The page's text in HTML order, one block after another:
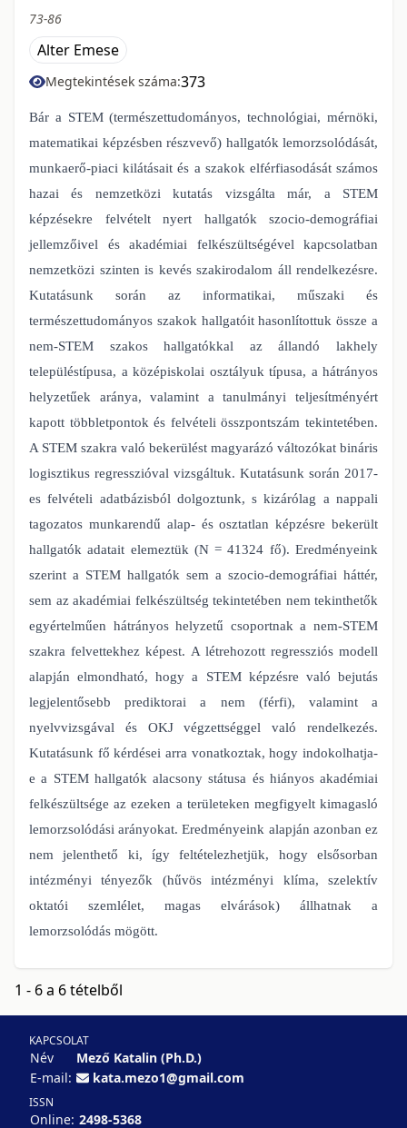
73-86
Alter Emese
Megtekintések száma:373
Bár a STEM (természettudományos, technológiai, mérnöki,
matematikai képzésben részvevő) hallgatók lemorzsolódását,
munkaerő-piaci kilátásait és a szakok elférfiasodását számos
hazai és nemzetközi kutatás vizsgálta már, a STEM
képzésekre felvételt nyert hallgatók szocio-demográfiai
jellemzőivel és akadémiai felkészültségével kapcsolatban
nemzetközi szinten is kevés szakirodalom áll rendelkezésre.
Kutatásunk során az informatikai, műszaki és
természettudományos szakok hallgatóit hasonlítottuk össze a
nem-STEM szakos hallgatókkal az állandó lakhely
településtípusa, a középiskolai osztályuk típusa, a hátrányos
helyzetűek aránya, valamint a tanulmányi teljesítményért
kapott többletpontok és felvételi összpontszám tekintetében.
A STEM szakra való bekerülést magyarázó változókat bináris
logisztikus regresszióval vizsgáltuk. Kutatásunk során 2017-
es felvételi adatbázisból dolgoztunk, s kizárólag a nappali
tagozatos munkarendű alap- és osztatlan képzésre bekerült
hallgatók adatait elemeztük (N = 41324 fő). Eredményeink
szerint a STEM hallgatók sem a szocio-demográfiai háttér,
sem az akadémiai felkészültség tekintetében nem tekinthetők
egyértelműen hátrányos helyzetű csoportnak a nem-STEM
szakra felvettekhez képest. A létrehozott regressziós modell
alapján elmondható, hogy a STEM képzésre való bejutás
legjelentősebb prediktorai a nem (férfi), valamint a
nyelvvizsgával és OKJ végzettséggel való rendelkezés.
Kutatásunk fő kérdései arra vonatkoztak, hogy indokolhatja-
e a STEM hallgatók alacsony státusa és hiányos akadémiai
felkészültsége az ezeken a területeken megfigyelt kimagasló
lemorzsolódási arányokat. Eredményeink alapján azonban ez
nem jelenthető ki, így feltételezhetjük, hogy elsősorban
intézményi tényezők (hűvös intézményi klíma, szelektív
oktatói szemlélet, magas elvárások) állhatnak a
lemorzsolódás mögött.
1 - 6 a 6 tételből
KAPCSOLAT
Név
Mező Katalin (Ph.D.)
E-mail:
kata.mezo1@gmail.com
ISSN
Online: 2498-5368